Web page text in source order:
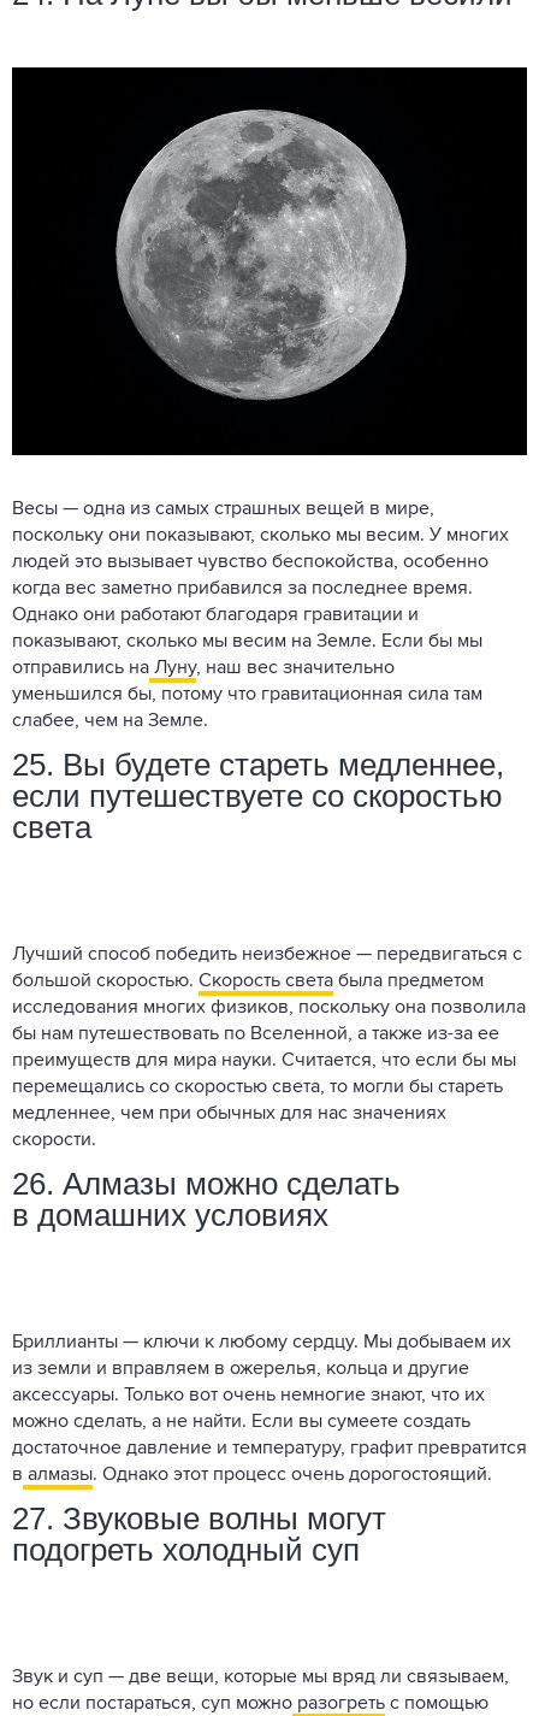
Весы — одна из самых страшных вещей в мире,
поскольку они показывают, сколько мы весим. У многих
людей это вызывает чувство беспокойства, особенно
когда вес заметно прибавился за последнее время.
Однако они работают благодаря гравитации и
показывают, сколько мы весим на Земле. Если бы мы
отправились на Луну, наш вес значительно
уменьшился бы, потому что гравитационная сила там
слабее, чем на Земле.
25. Вы будете стареть медленнее,
если путешествуете со скоростью
света
Лучший способ победить неизбежное — передвигаться с
большой скоростью. Скорость света была предметом
исследования многих физиков, поскольку она позволила
бы нам путешествовать по Вселенной, а также из-за ее
преимуществ для мира науки. Считается, что если бы мы
перемещались со скоростью света, то могли бы стареть
медленнее, чем при обычных для нас значениях
скорости.
26. Алмазы можно сделать
в домашних условиях
Бриллианты — ключи к любому сердцу. Мы добываем их
из земли и вправляем в ожерелья, кольца и другие
аксессуары. Только вот очень немногие знают, что их
можно сделать, а не найти. Если вы сумеете создать
достаточное давление и температуру, графит превратится
в алмазы. Однако этот процесс очень дорогостоящий.
27. Звуковые волны могут
подогреть холодный суп
Звук и суп — две вещи, которые мы вряд ли связываем,
но если постараться, суп можно разогреть с помощью